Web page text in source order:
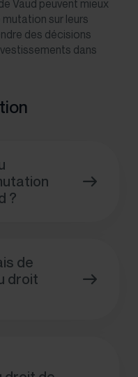
Vaud peuvent mieux
sur leurs
des décisions
dans
?
de
droit